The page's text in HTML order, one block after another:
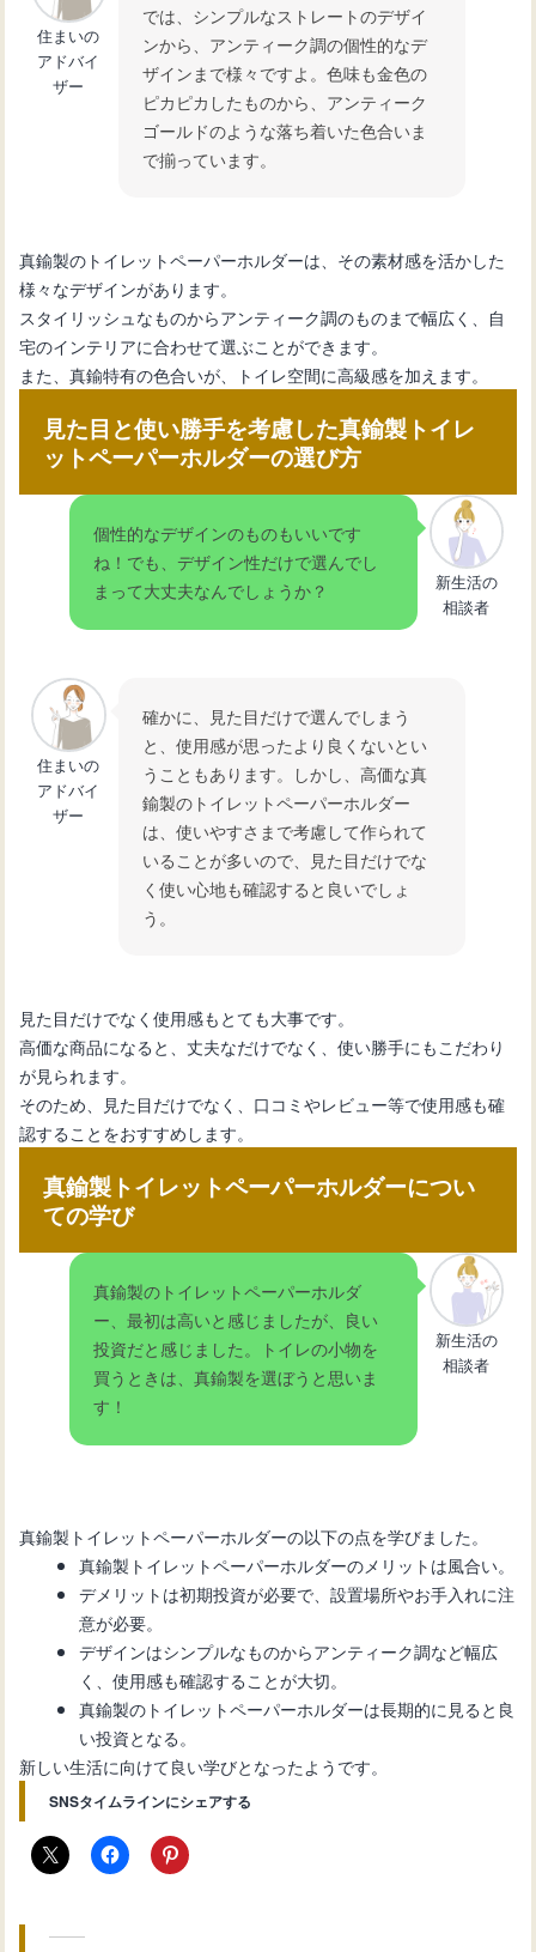
住まいの
アドバイ
ザー
では、シンプルなストレートのデザイ
ンから、アンティーク調の個性的なデ
ザインまで様々ですよ。色味も金色の
ピカピカしたものから、アンティーク
ゴールドのような落ち着いた色合いま
で揃っています。
真鍮製のトイレットペーパーホルダーは、その素材感を活かした
様々なデザインがあります。
スタイリッシュなものからアンティーク調のものまで幅広く、自
宅のインテリアに合わせて選ぶことができます。
また、真鍮特有の色合いが、トイレ空間に高級感を加えます。
見た目と使い勝手を考慮した真鍮製トイレ
ットペーパーホルダーの選び方
個性的なデザインのものもいいです
ね！でも、デザイン性だけで選んでし
まって大丈夫なんでしょうか？
新生活の
相談者
住まいの
アドバイ
ザー
確かに、見た目だけで選んでしまう
と、使用感が思ったより良くないとい
うこともあります。しかし、高価な真
鍮製のトイレットペーパーホルダー
は、使いやすさまで考慮して作られて
いることが多いので、見た目だけでな
く使い心地も確認すると良いでしょ
う。
見た目だけでなく使用感もとても大事です。
高価な商品になると、丈夫なだけでなく、使い勝手にもこだわり
が見られます。
そのため、見た目だけでなく、口コミやレビュー等で使用感も確
認することをおすすめします。
真鍮製トイレットペーパーホルダーについ
ての学び
真鍮製のトイレットペーパーホルダ
ー、最初は高いと感じましたが、良い
投資だと感じました。トイレの小物を
買うときは、真鍮製を選ぼうと思いま
す！
新生活の
相談者
真鍮製トイレットペーパーホルダーの以下の点を学びました。
真鍮製トイレットペーパーホルダーのメリットは風合い。
デメリットは初期投資が必要で、設置場所やお手入れに注
意が必要。
デザインはシンプルなものからアンティーク調など幅広
く、使用感も確認することが大切。
真鍮製のトイレットペーパーホルダーは長期的に見ると良
い投資となる。
新しい生活に向けて良い学びとなったようです。
SNSタイムラインにシェアする